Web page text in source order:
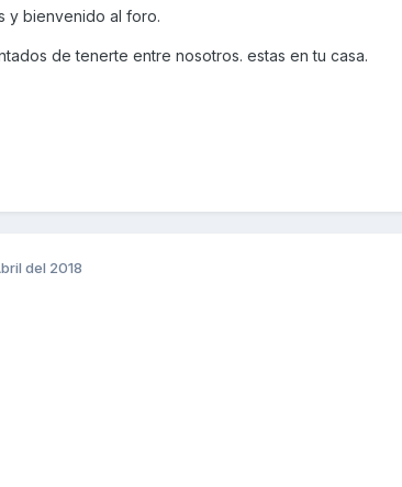
y bienvenido al foro.
de tenerte entre nosotros. estas en tu casa.
del 2018